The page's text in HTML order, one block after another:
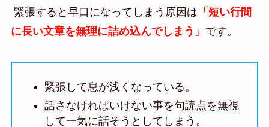
緊張すると早口になってしまう原因は 「短い行間
に長い文章を無理に詰め込んでしまう」 です。
緊張して息が浅くなっている。
話さなければいけない事を句読点を無視
して一気に話そうとしてしまう。